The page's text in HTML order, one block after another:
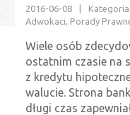
2016-06-08
Adwokaci, Porady
Wiele osób
ostatnim czasie na
z kredytu
walucie. Strona
długi czas